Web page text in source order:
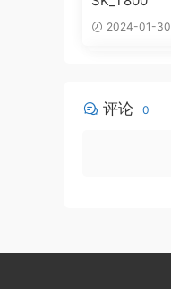
2024-01-30
评论 0